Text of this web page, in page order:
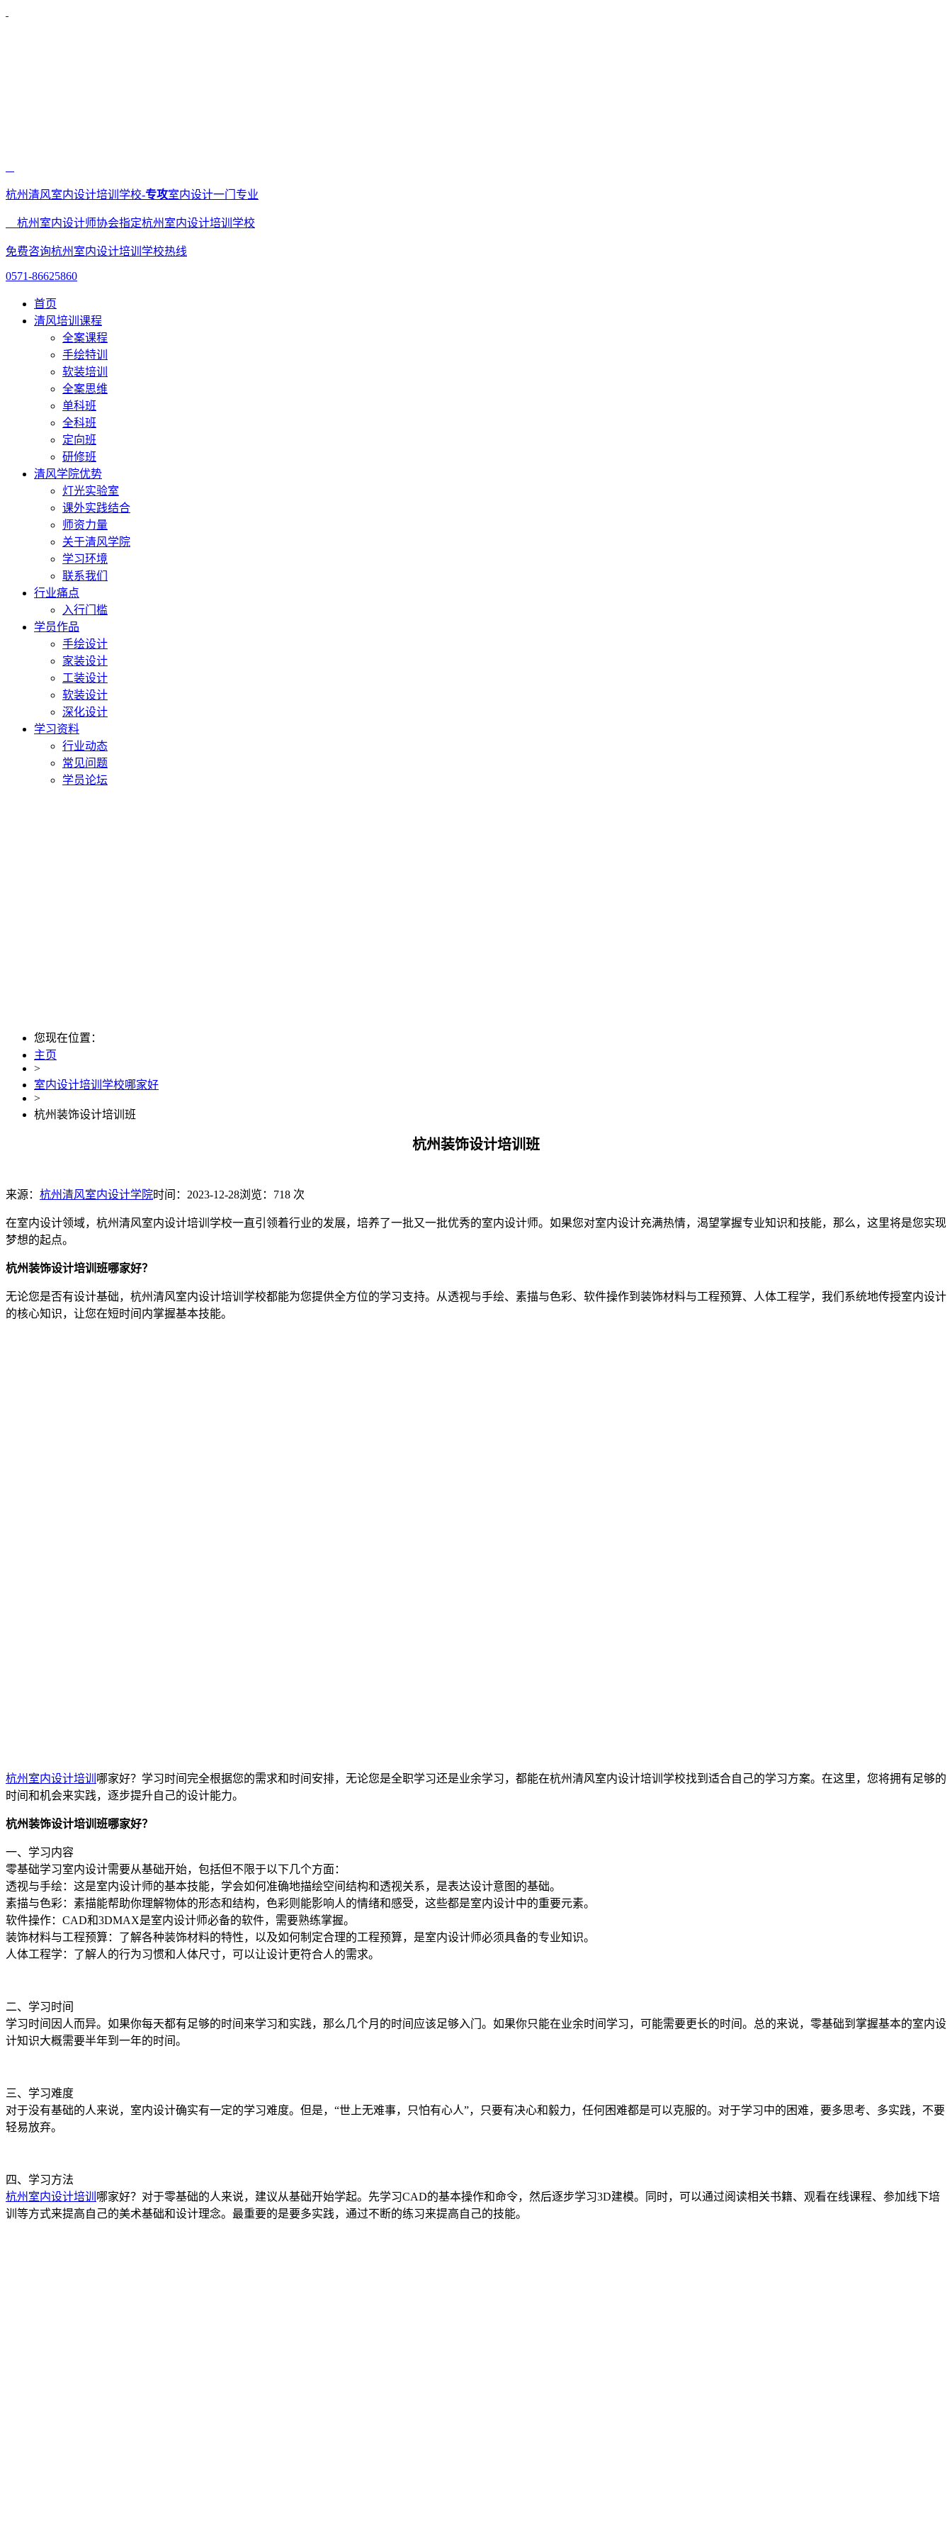
杭州清风室内设计培训学校-专攻室内设计一门专业
杭州室内设计师协会指定杭州室内设计培训学校
免费咨询杭州室内设计培训学校热线
0571-86625860
首页
清风培训课程
全案课程
手绘特训
软装培训
全案思维
单科班
全科班
定向班
研修班
清风学院优势
灯光实验室
课外实践结合
师资力量
关于清风学院
学习环境
联系我们
行业痛点
入行门槛
学员作品
手绘设计
家装设计
工装设计
软装设计
深化设计
学习资料
行业动态
常见问题
学员论坛
您现在位置：
主页
>
室内设计培训学校哪家好
>
杭州装饰设计培训班
杭州装饰设计培训班
来源： 杭州清风室内设计学院时间：2023-12-28浏览：718 次
在室内设计领域，杭州清风室内设计培训学校一直引领着行业的发展，培养了一批又一批优秀的室内设计师。如果您对室内设计充满热情，渴望掌握专业知识和技能，那么，这里将是您实现
梦想的起点。
杭州装饰设计培训班哪家好？
无论您是否有设计基础，杭州清风室内设计培训学校都能为您提供全方位的学习支持。从透视与手绘、素描与色彩、软件操作到装饰材料与工程预算、人体工程学，我们系统地传授室内设计
的核心知识，让您在短时间内掌握基本技能。
杭州室内设计培训 哪家好？学习时间完全根据您的需求和时间安排，无论您是全职学习还是业余学习，都能在杭州清风室内设计培训学校找到适合自己的学习方案。在这里，您将拥有足够的
时间和机会来实践，逐步提升自己的设计能力。
杭州装饰设计培训班哪家好？
一、学习内容
零基础学习室内设计需要从基础开始，包括但不限于以下几个方面：
透视与手绘：这是室内设计师的基本技能，学会如何准确地描绘空间结构和透视关系，是表达设计意图的基础。
素描与色彩：素描能帮助你理解物体的形态和结构，色彩则能影响人的情绪和感受，这些都是室内设计中的重要元素。
软件操作：CAD和3DMAX是室内设计师必备的软件，需要熟练掌握。
装饰材料与工程预算：了解各种装饰材料的特性，以及如何制定合理的工程预算，是室内设计师必须具备的专业知识。
人体工程学：了解人的行为习惯和人体尺寸，可以让设计更符合人的需求。
二、学习时间
学习时间因人而异。如果你每天都有足够的时间来学习和实践，那么几个月的时间应该足够入门。如果你只能在业余时间学习，可能需要更长的时间。总的来说，零基础到掌握基本的室内设
计知识大概需要半年到一年的时间。
三、学习难度
对于没有基础的人来说，室内设计确实有一定的学习难度。但是，“世上无难事，只怕有心人”，只要有决心和毅力，任何困难都是可以克服的。对于学习中的困难，要多思考、多实践，不要
轻易放弃。
四、学习方法
杭州室内设计培训 哪家好？对于零基础的人来说，建议从基础开始学起。先学习CAD的基本操作和命令，然后逐步学习3D建模。同时，可以通过阅读相关书籍、观看在线课程、参加线下培
训等方式来提高自己的美术基础和设计理念。最重要的是要多实践，通过不断的练习来提高自己的技能。